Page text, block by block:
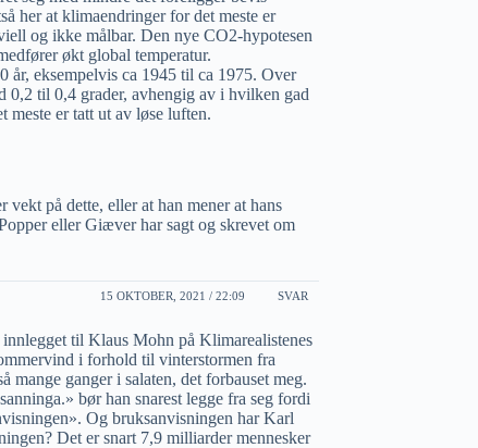
her at klimaendringer for det meste er
og ikke målbar. Den nye CO2-hypotesen
økt global temperatur.
år, eksempelvis ca 1945 til ca 1975. Over
0,2 til 0,4 grader, avhengig av i hvilken gad
meste er tatt ut av løse luften.
på dette, eller at han mener at hans
eller Giæver har sagt og skrevet om
15 OKTOBER, 2021 / 22:09 SVAR
til Klaus Mohn på Klimarealistenes
i forhold til vinterstormen fra
ganger i salaten, det forbauset meg.
bør han snarest legge fra seg fordi
Og bruksanvisningen har Karl
Det er snart 7,9 milliarder mennesker